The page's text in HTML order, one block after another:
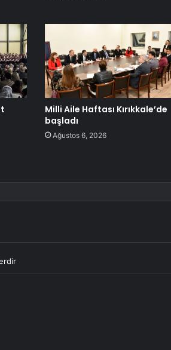
Milli Aile Haftası Kırıkkale’de
başladı
Ağustos 6, 2026